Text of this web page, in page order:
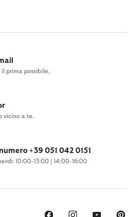
prima possibile.
vicino a te.
+39 051 042 0151
10:00-13:00 | 14:00-16:00